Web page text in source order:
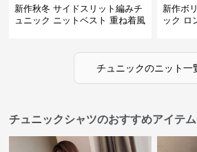
新作秋冬 サイドスリット編みチ
ュニック ニットベスト 重ね着風
新作ボ
ック ロ
チュニックのニット一
チュニックシャツのおすすめアイテム